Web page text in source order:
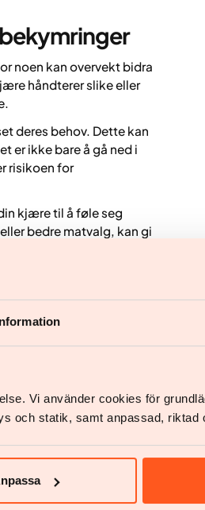
Vi använder cookies för
och statik, samt anpassad, riktad
noen kan overvekt bidra
håndterer slike eller
deres behov. Dette kan
er ikke bare å gå ned i
risikoen for
kjære til å føle seg
bedre matvalg, kan gi
vis at det å søke hjelp
tillit og åpenhet.